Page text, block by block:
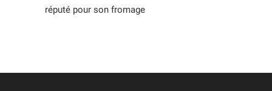
réputé pour son fromage